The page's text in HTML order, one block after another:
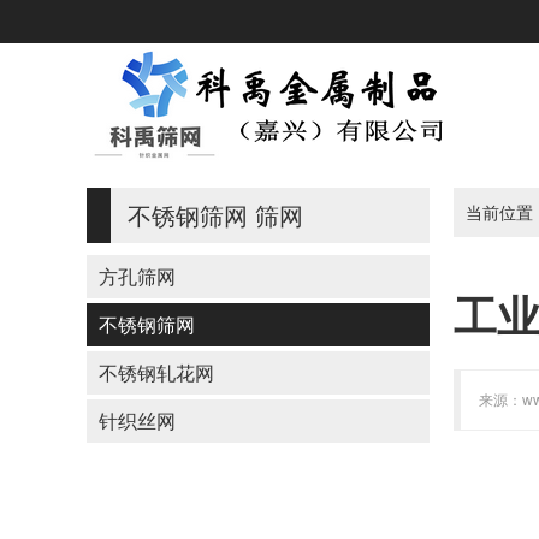
不锈钢筛网 筛网
方孔筛网
不锈钢筛网
不锈钢轧花网
针织丝网
当前位置
工
来源：